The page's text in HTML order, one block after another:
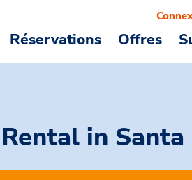
Réservations Offres
in Santa